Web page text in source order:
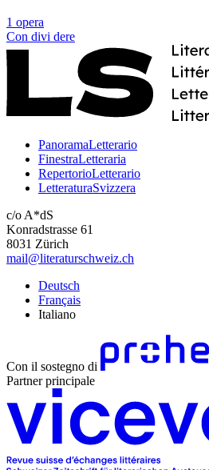
1 opera
Con divi dere
PanoramaLetterario
FinestraLetteraria
RepertorioLetterario
LetteraturaSvizzera
c/o A*dS
Konradstrasse 61
8031 Zürich
mail@literaturschweiz.ch
Deutsch
Français
Italiano
Con il sostegno di
Partner principale